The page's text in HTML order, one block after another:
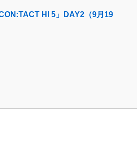
HI 5」DAY2（9月19